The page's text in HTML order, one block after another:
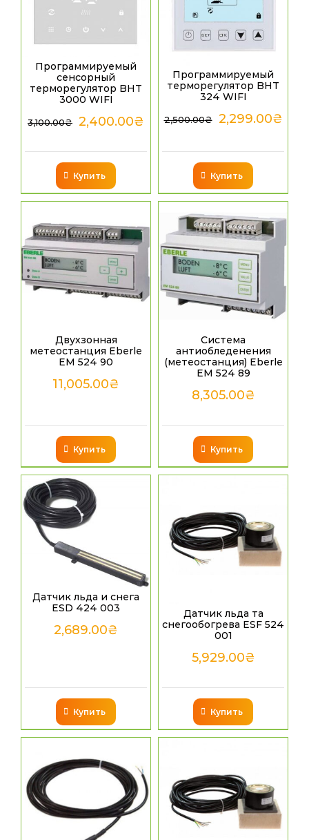
Программируемый
сенсорный
терморегулятор BHT
3000 WIFI
3,100.00₴ 2,400.00₴
Купить
Программируемый
терморегулятор BHT
324 WIFI
2,500.00₴ 2,299.00₴
Купить
Двухзонная
метеостанция Eberle
EM 524 90
11,005.00₴
Купить
Система
антиобледенения
(метеостанция) Eberle
EM 524 89
8,305.00₴
Купить
Датчик льда и снега
ESD 424 003
2,689.00₴
Купить
Датчик льда та
снегообогрева ESF 524
001
5,929.00₴
Купить